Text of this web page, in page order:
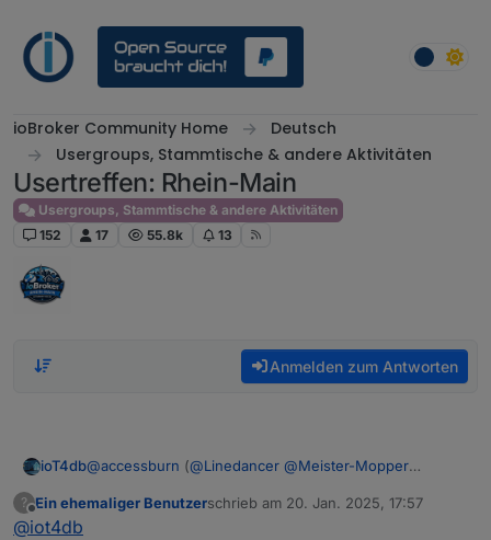
ioBroker Community Home
Deutsch
Usergroups, Stammtische & andere Aktivitäten
Usertreffen: Rhein-Main
Usergroups, Stammtische & andere Aktivitäten
152
17 55.8k 13
Anmelden zum Antworten
ioT4db@accessburn (@Linedancer @Meister-Mopper
hier mal meine Gedanken
Bad Homburg ist ok für mich (wäre aber auch
?
Offline
Ein ehemaliger Benutzerschrieb am 20. Jan. 2025, 17:57
zuletzt editiert von
@iot4db